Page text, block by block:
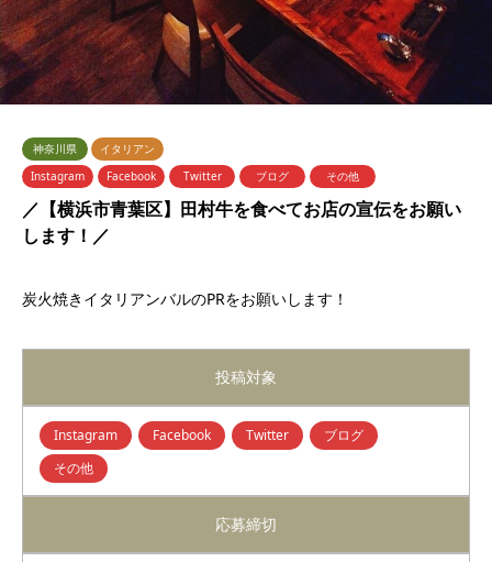
神奈川県
イタリアン
Instagram
Facebook Twitter ブログ その他
／【横浜市青葉区】田村牛を食べてお店の宣伝をお願い
します！／
炭火焼きイタリアンバルのPRをお願いします！
投稿対象
Instagram Facebook Twitter
ブログ
その他
応募締切